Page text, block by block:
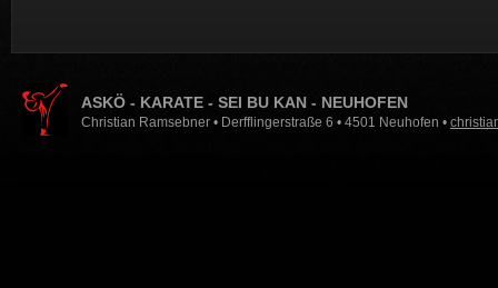
ASKÖ - KARATE - SEI BU KAN - NEUHOFEN
Christian Ramsebner • Derfflingerstraße 6 • 4501 Neuhofen •